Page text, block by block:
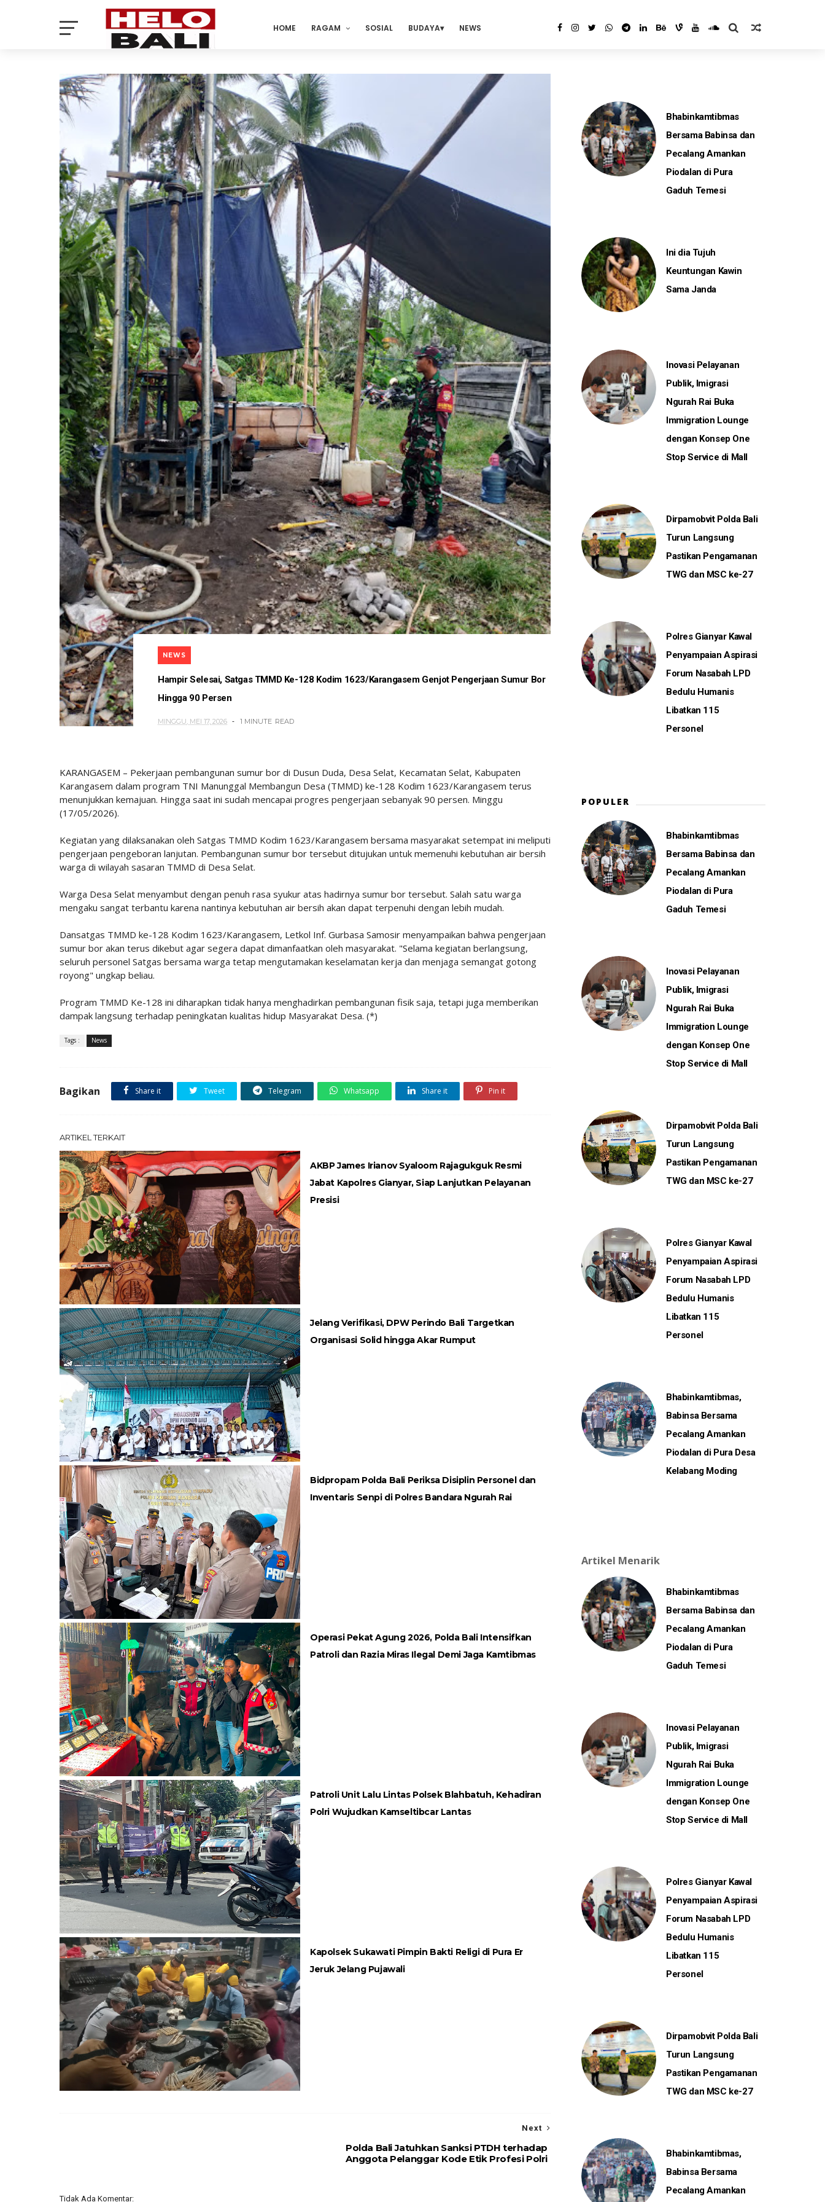
HOME RAGAM SOSIAL BUDAYA NEWS
NEWS
Hampir Selesai, Satgas TMMD Ke-128 Kodim 1623/Karangasem Genjot Pengerjaan Sumur Bor
Hingga 90 Persen
MINGGU, MEI 17, 2026 1 MINUTE READ
KARANGASEM – Pekerjaan pembangunan sumur bor di Dusun Duda, Desa Selat, Kecamatan Selat, Kabupaten
Karangasem dalam program TNI Manunggal Membangun Desa (TMMD) ke-128 Kodim 1623/Karangasem terus
menunjukkan kemajuan. Hingga saat ini sudah mencapai progres pengerjaan sebanyak 90 persen. Minggu
(17/05/2026).
Kegiatan yang dilaksanakan oleh Satgas TMMD Kodim 1623/Karangasem bersama masyarakat setempat ini meliputi
pengerjaan pengeboran lanjutan. Pembangunan sumur bor tersebut ditujukan untuk memenuhi kebutuhan air bersih
warga di wilayah sasaran TMMD di Desa Selat.
Warga Desa Selat menyambut dengan penuh rasa syukur atas hadirnya sumur bor tersebut. Salah satu warga
mengaku sangat terbantu karena nantinya kebutuhan air bersih akan dapat terpenuhi dengan lebih mudah.
Dansatgas TMMD ke-128 Kodim 1623/Karangasem, Letkol Inf. Gurbasa Samosir menyampaikan bahwa pengerjaan
sumur bor akan terus dikebut agar segera dapat dimanfaatkan oleh masyarakat. "Selama kegiatan berlangsung,
seluruh personel Satgas bersama warga tetap mengutamakan keselamatan kerja dan menjaga semangat gotong
royong" ungkap beliau.
Program TMMD Ke-128 ini diharapkan tidak hanya menghadirkan pembangunan fisik saja, tetapi juga memberikan
dampak langsung terhadap peningkatan kualitas hidup Masyarakat Desa. (*)
Tags : News
Bagikan Share it Tweet Telegram Whatsapp Share it Pin it
ARTIKEL TERKAIT
AKBP James Irianov Syaloom Rajagukguk Resmi
Jabat Kapolres Gianyar, Siap Lanjutkan Pelayanan
Presisi
Jelang Verifikasi, DPW Perindo Bali Targetkan
Organisasi Solid hingga Akar Rumput
Bidpropam Polda Bali Periksa Disiplin Personel dan
Inventaris Senpi di Polres Bandara Ngurah Rai
Operasi Pekat Agung 2026, Polda Bali Intensifkan
Patroli dan Razia Miras Ilegal Demi Jaga Kamtibmas
Patroli Unit Lalu Lintas Polsek Blahbatuh, Kehadiran
Polri Wujudkan Kamseltibcar Lantas
Kapolsek Sukawati Pimpin Bakti Religi di Pura Er
Jeruk Jelang Pujawali
Next
Polda Bali Jatuhkan Sanksi PTDH terhadap
Anggota Pelanggar Kode Etik Profesi Polri
Tidak Ada Komentar:
Bhabinkamtibmas
Bersama Babinsa dan
Pecalang Amankan
Piodalan di Pura
Gaduh Temesi
Ini dia Tujuh
Keuntungan Kawin
Sama Janda
Inovasi Pelayanan
Publik, Imigrasi
Ngurah Rai Buka
Immigration Lounge
dengan Konsep One
Stop Service di Mall
Dirpamobvit Polda Bali
Turun Langsung
Pastikan Pengamanan
TWG dan MSC ke-27
Polres Gianyar Kawal
Penyampaian Aspirasi
Forum Nasabah LPD
Bedulu Humanis
Libatkan 115
Personel
POPULER
Bhabinkamtibmas
Bersama Babinsa dan
Pecalang Amankan
Piodalan di Pura
Gaduh Temesi
Inovasi Pelayanan
Publik, Imigrasi
Ngurah Rai Buka
Immigration Lounge
dengan Konsep One
Stop Service di Mall
Dirpamobvit Polda Bali
Turun Langsung
Pastikan Pengamanan
TWG dan MSC ke-27
Polres Gianyar Kawal
Penyampaian Aspirasi
Forum Nasabah LPD
Bedulu Humanis
Libatkan 115
Personel
Bhabinkamtibmas,
Babinsa Bersama
Pecalang Amankan
Piodalan di Pura Desa
Kelabang Moding
Artikel Menarik
Bhabinkamtibmas
Bersama Babinsa dan
Pecalang Amankan
Piodalan di Pura
Gaduh Temesi
Inovasi Pelayanan
Publik, Imigrasi
Ngurah Rai Buka
Immigration Lounge
dengan Konsep One
Stop Service di Mall
Polres Gianyar Kawal
Penyampaian Aspirasi
Forum Nasabah LPD
Bedulu Humanis
Libatkan 115
Personel
Dirpamobvit Polda Bali
Turun Langsung
Pastikan Pengamanan
TWG dan MSC ke-27
Bhabinkamtibmas,
Babinsa Bersama
Pecalang Amankan